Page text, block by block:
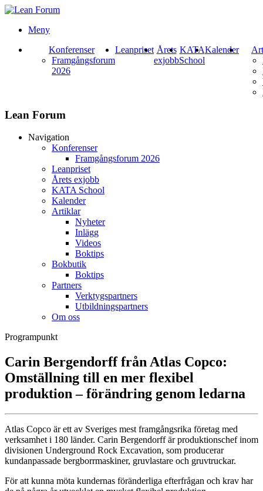
Meny
Konferenser
Framgångsforum
2026
Leanpriset Årets
exjobb
KATA
School
Kalender
Lean Forum
Navigation
Konferenser
Framgångsforum 2026
Leanpriset
Årets exjobb
KATA School
Kalender
Artiklar
Nyheter
Inlägg
Videos
Boktips
Bokbutik
Boktips
Partners
Verktygspartners
Utbildningspartners
Om oss
Programpunkt
Carin Bergendorff från Atlas Copco:
Omställning till en mer flexibel
produktion – förändring genom ledarna
Atlas Copco är ett av Sveriges mest framgångsrika företag med
verksamhet i 180 länder. Carin Bergendorff är produktionschef inom
divisionen Underground Rock Excavation, som producerar
kundanpassade bergborrmaskiner, gruvlastare och gruvtruckar.
För att kunna möta kundernas föränderliga efterfrågan och krav har